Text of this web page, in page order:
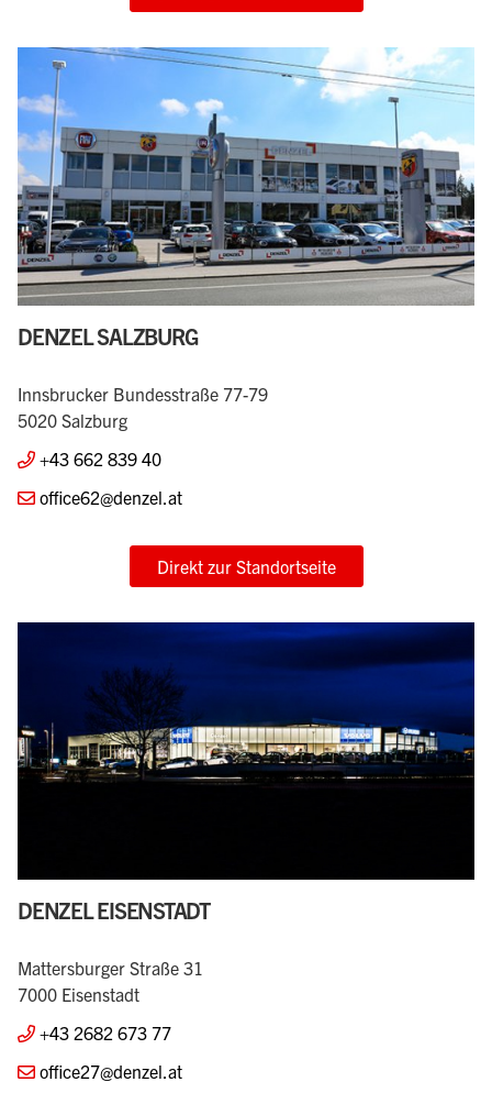
DENZEL SALZBURG
Innsbrucker Bundesstraße 77-79
5020 Salzburg
+43 662 839 40
office62@denzel.at
Direkt zur Standortseite
DENZEL EISENSTADT
Mattersburger Straße 31
7000 Eisenstadt
+43 2682 673 77
office27@denzel.at